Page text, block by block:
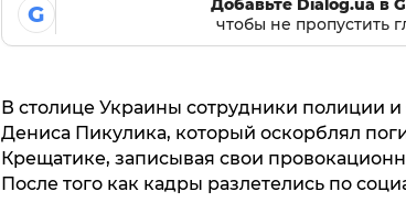
G
Добавьте Dialog.ua в
чтобы не пропустить
В столице Украины сотрудники полиции
Дениса Пикулика, который оскорблял
Крещатике, записывая свои
После того как кадры разлетелись по